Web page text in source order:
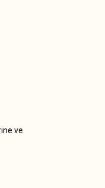
ve